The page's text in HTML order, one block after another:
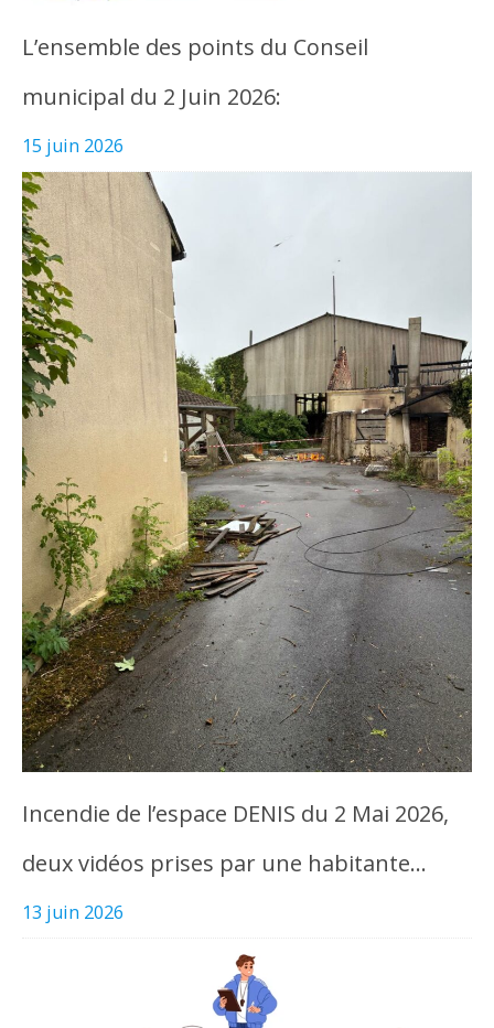
L’ensemble des points du Conseil
municipal du 2 Juin 2026:
15 juin 2026
Incendie de l’espace DENIS du 2 Mai 2026,
deux vidéos prises par une habitante…
13 juin 2026